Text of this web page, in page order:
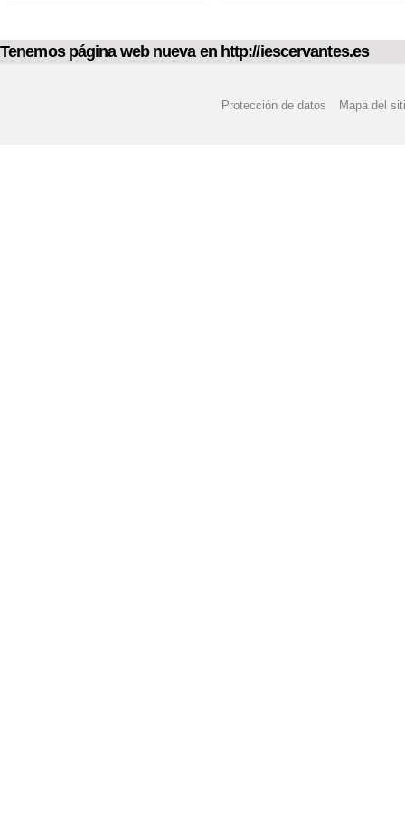
Tenemos página web nueva en http://iescervantes.es
Protección de datos Mapa del